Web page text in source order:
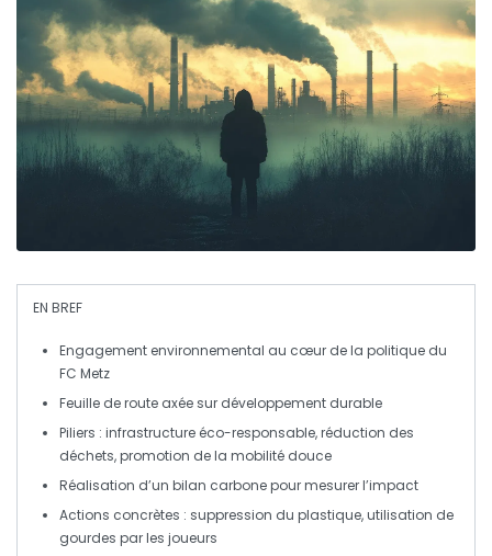
EN BREF
Engagement environnemental au cœur de la politique du
FC Metz
Feuille de route axée sur développement durable
Piliers : infrastructure éco-responsable, réduction des
déchets, promotion de la mobilité douce
Réalisation d’un bilan carbonepour mesurer l’impact
Actions concrètes : suppression du plastique, utilisation de
gourdes par les joueurs